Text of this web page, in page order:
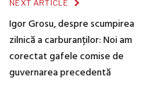
NEXT ARTICLE
Igor Grosu, despre scumpirea
zilnică a carburanților: Noi am
corectat gafele comise de
guvernarea precedentă